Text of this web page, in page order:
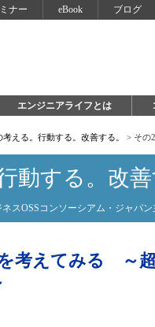
ナー eBook ブログ
エンジニアライフとは
える。行動する。改善する。 > その
動する。改善
スOSSコンソーシアム・ジャパン
考えてみる ～